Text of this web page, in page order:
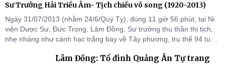
Sư Trưởng Hải Triều Âm- Tịch chiếu vô song (1920-2013)
Ngày 31/07/2013 (nhằm 24/6/Quý Tỵ), đúng 11 giờ 56 phút, tại Ni
viện Dược Sư, Đức Trọng, Lâm Đồng, Sư trưởng thu thần thị tịch,
nhẹ nhàng như cánh hạc trắng bay về Tây phương, trụ thế 94 tuổi
Lâm Đồng: Tổ đình Quảng Ân Tự trang